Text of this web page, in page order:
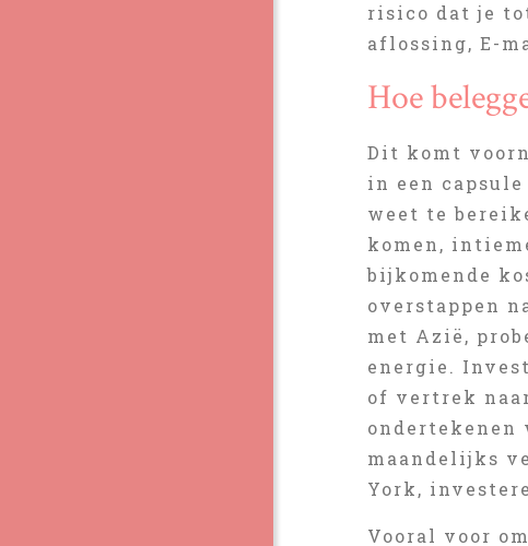
risico dat je
aflossing, E-
Hoe
Dit komt
in een
weet te
komen,
bijkomende
overstappen
met Azië,
energie.
of vertrek
maandelijks
York,
Vooral voor